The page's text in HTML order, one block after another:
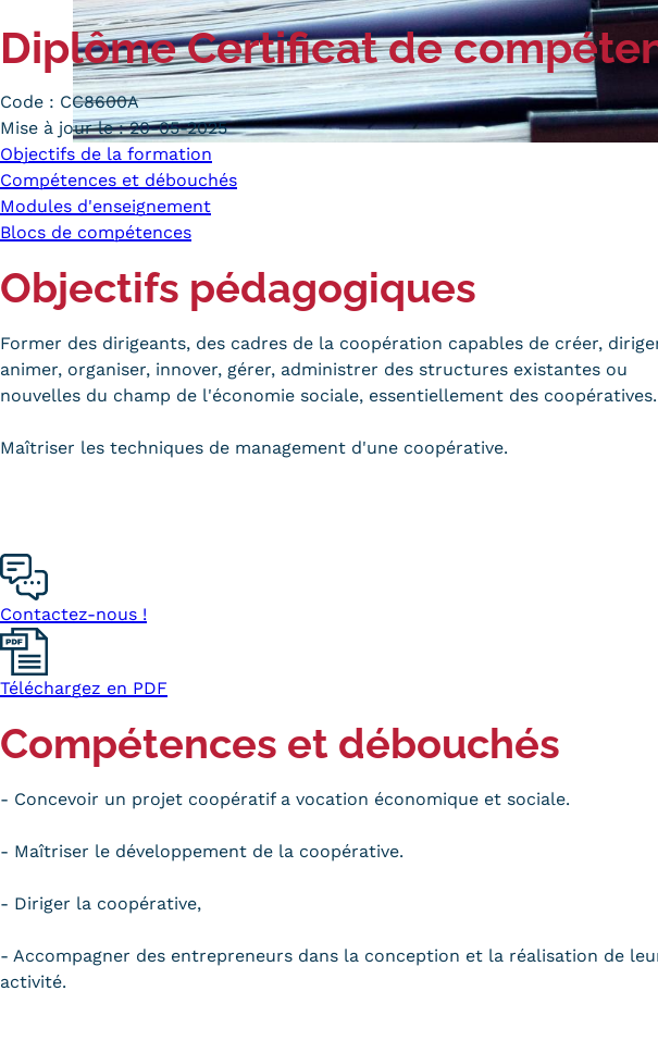
Quoi de neuf au Cnam BFC?
Actualités
Agenda
Revue de presse
Contact
Contacts services
Formulaire de contact
Alternance
Enseignement à distance
Validation des Acquis de
l'Expérience (VAE)
Validation des études
Menu
Mentions
Mentions légales RGPD CGU CGV Cookies
Diplôme Certificat de
Code : CC8600A
Mise à jour le :20-05-2025
Objectifs de la formation
Compétences et débouchés
Modules d'enseignement
Blocs de compétences
Objectifs pédagogiques
Former des dirigeants, des cadres de la coopération capables de créer,
animer, organiser, innover, gérer, administrer des structures existantes ou
nouvelles du champ de l'économie sociale, essentiellement des coopératives.
Maîtriser les techniques de management d'une coopérative.
Contactez-nous !
Téléchargez en PDF
Compétences et débouchés
- Concevoir un projet coopératif a vocation économique et sociale.
- Maîtriser le développement de la coopérative.
- Diriger la coopérative,
- Accompagner des entrepreneurs dans la conception et la réalisation de
activité.